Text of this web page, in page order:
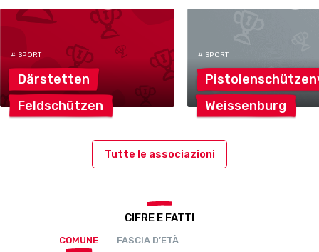
# SPORT
Därstetten
Feldschützen
# SPORT
Weissenburg
Tutte le associazioni
CIFRE E FATTI
COMUNE FASCIA D’ETÀ